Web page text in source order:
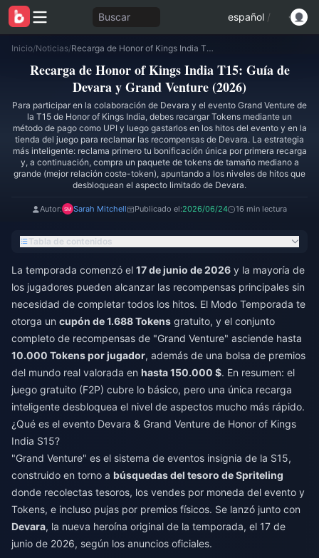
Buscar español /
Inicio/Noticias/ Recarga de Honor of Kings India T15: Guía de Devara y Grand Venture (2026)
Recarga de Honor of Kings India T15: Guía de
Devara y Grand Venture (2026)
Para participar en la colaboración de Devara y el evento Grand Venture de
la T15 de Honor of Kings India, debes recargar Tokens mediante un
método de pago como UPI y luego gastarlos en los hitos del evento y en la
tienda del juego para reclamar las recompensas de Devara. La estrategia
más inteligente: reclama primero tu bonificación única por primera recarga
y, a continuación, compra un paquete de tokens de tamaño mediano a
grande (mejor relación coste-token), apuntando a los niveles de hitos que
desbloquean el aspecto limitado de Devara.
Autor: Sarah Mitchell Publicado el:2026/06/24 16 min lectura
Tabla de contenidos
La temporada comenzó el 17 de junio de 2026 y la mayoría de
los jugadores pueden alcanzar las recompensas principales sin
necesidad de completar todos los hitos. El Modo Temporada te
otorga un cupón de 1.688 Tokens gratuito, y el conjunto
completo de recompensas de "Grand Venture" asciende hasta
10.000 Tokens por jugador, además de una bolsa de premios
del mundo real valorada en hasta 150.000 $. En resumen: el
juego gratuito (F2P) cubre lo básico, pero una única recarga
inteligente desbloquea el nivel de aspectos mucho más rápido.
¿Qué es el evento Devara & Grand Venture de Honor of Kings
India S15?
"Grand Venture" es el sistema de eventos insignia de la S15,
construido en torno a búsquedas del tesoro de Spriteling
donde recolectas tesoros, los vendes por moneda del evento y
Tokens, e incluso pujas por premios físicos. Se lanzó junto con
Devara, la nueva heroína original de la temporada, el 17 de
junio de 2026, según los anuncios oficiales.